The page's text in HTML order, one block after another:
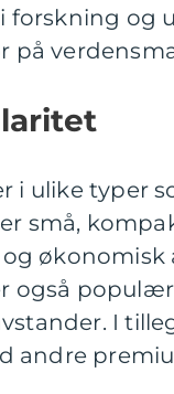
forskning og
på
i ulike typer
små,
økonomisk
også
I
andre